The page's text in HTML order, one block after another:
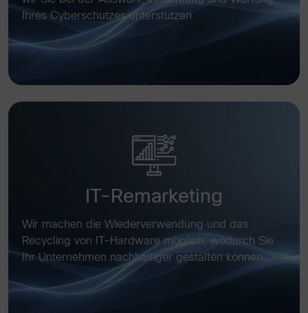
Ihres Cyberschutzes unterstützen.
IT-Remarketing
Wir machen die Wiederverwendung und das
Recycling von IT-Hardware möglich, wodurch Sie
Ihr Unternehmen nachhaltiger gestalten können.